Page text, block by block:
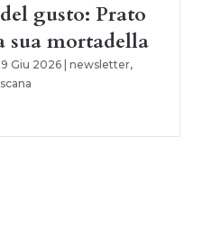
gusto: Prato
sua mortadella
Giu 2026| newsletter,